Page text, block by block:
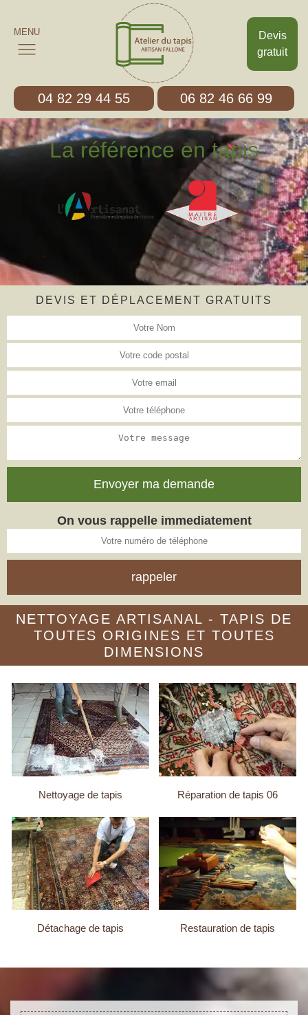
Devis
gratuit
MENU
04 82 29 44 55 06 82 46 66 99
La référence en tapis
DEVIS ET DÉPLACEMENT GRATUITS
On vous rappelle immediatement
NETTOYAGE ARTISANAL - TAPIS DE
TOUTES ORIGINES ET TOUTES
DIMENSIONS
Nettoyage de tapis Réparation de tapis 06
Détachage de tapis Restauration de tapis